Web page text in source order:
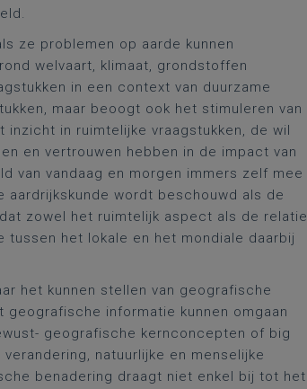
ze problemen op aarde kunnen
welvaart, klimaat, grondstoffen
in een context van duurzame
maar beoogt ook het stimuleren van
in ruimtelijke vraagstukken, de wil
en vertrouwen hebben in de impact van
van vandaag en morgen immers zelf mee
aardrijkskunde wordt beschouwd als de
zowel het ruimtelijk aspect als de relatie
tussen het lokale en het mondiale daarbij
het kunnen stellen van geografische
informatie kunnen omgaan
geografische kernconcepten of big
natuurlijke en menselijke
benadering draagt niet enkel bij tot het